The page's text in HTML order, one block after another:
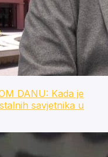
DANU: Kada je
savjetnika u